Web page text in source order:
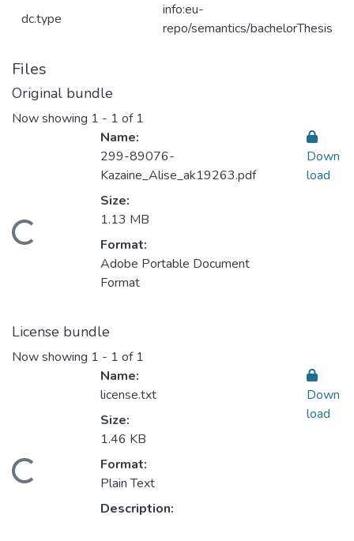
dc.type
info:eu-
repo/semantics/bachelorThesis
Files
Original bundle
Now showing 1 - 1 of 1
Name:
299-89076-
Kazaine_Alise_ak19263.pdf
Size:
1.13 MB
Format:
Adobe Portable Document
Format
Down
load
License bundle
Now showing 1 - 1 of 1
Name:
license.txt
Size:
1.46 KB
Format:
Plain Text
Description:
Down
load